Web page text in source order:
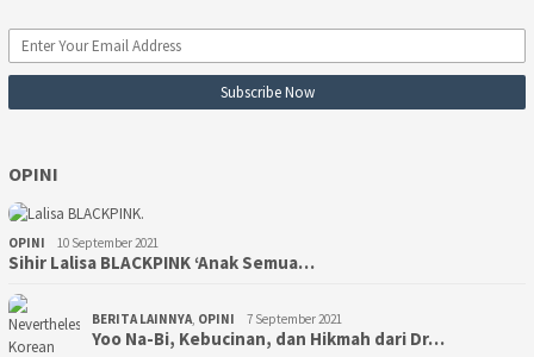
OPINI
OPINI 10 September 2021
Sihir Lalisa BLACKPINK ‘Anak Semua…
BERITA LAINNYA, OPINI 7 September 2021
Yoo Na-Bi, Kebucinan, dan Hikmah dari Dr…